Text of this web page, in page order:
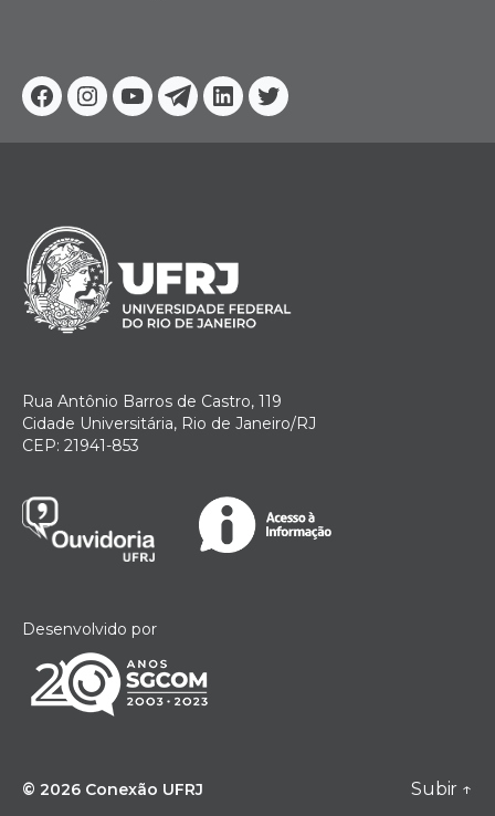
Facebook
Instagram
YoutubeTelegram
Linkedin
Twitter
Rua Antônio Barros de Castro, 119
Cidade Universitária, Rio de Janeiro/RJ
CEP: 21941-853
Desenvolvido por
© 2026 Conexão UFRJ Subir ↑